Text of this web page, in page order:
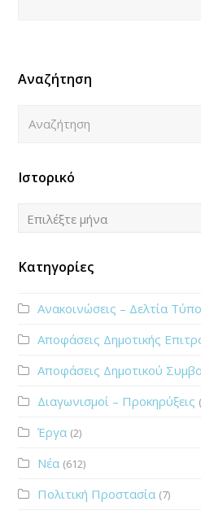
Αναζήτηση
Ιστορικό
Ιστορικό
Επιλέξτε μήνα
Κατηγορίες
Ανακοινώσεις – Δελτία
Αποφάσεις Δημοτικής
Αποφάσεις Δημοτικού
Διαγωνισμοί – Προκηρύξεις
Έργα (2)
Νέα (612)
Πολιτική Προστασία (7)